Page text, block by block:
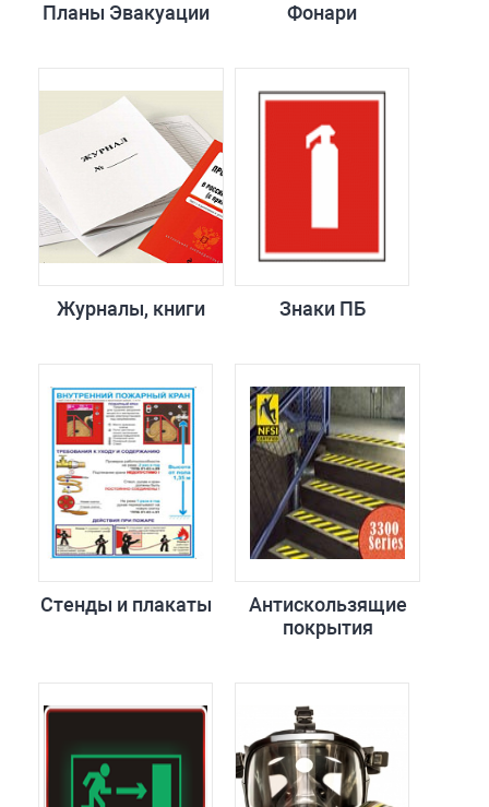
Планы Эвакуации Фонари
Журналы, книги Знаки ПБ
Стенды и плакаты
Антискользящие
покрытия